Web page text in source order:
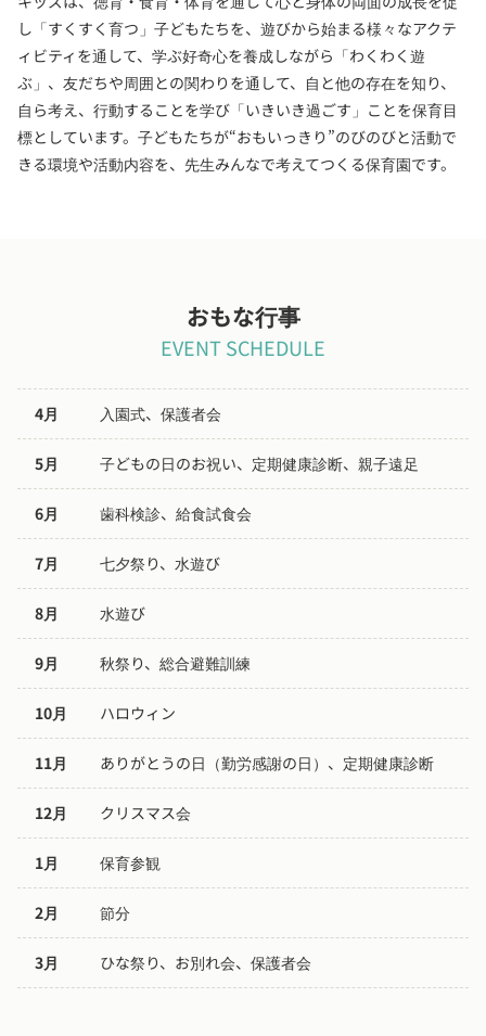
し「すくすく育つ」子どもたちを、遊びから始まる様々なアクテ
ィビティを通して、学ぶ好奇心を養成しながら「わくわく遊
ぶ」、友だちや周囲との関わりを通して、自と他の存在を知り、
自ら考え、行動することを学び「いきいき過ごす」ことを保育目
標としています。子どもたちが“おもいっきり”のびのびと活動で
きる環境や活動内容を、先生みんなで考えてつくる保育園です。
おもな行事
EVENT SCHEDULE
4月 入園式、保護者会
5月 子どもの日のお祝い、定期健康診断、親子遠足
6月 歯科検診、給食試食会
7月 七夕祭り、水遊び
8月 水遊び
9月 秋祭り、総合避難訓練
10月 ハロウィン
11月 ありがとうの日（勤労感謝の日）、定期健康診断
12月 クリスマス会
1月 保育参観
2月 節分
3月 ひな祭り、お別れ会、保護者会